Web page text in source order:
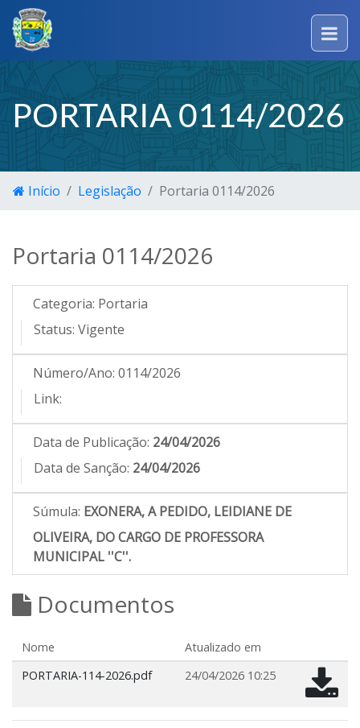
PORTARIA 0114/2026
Início Legislação Portaria 0114/2026
Portaria 0114/2026
Categoria: Portaria
Status: Vigente
Número/Ano: 0114/2026
Link:
Data de Publicação: 24/04/2026
Data de Sanção: 24/04/2026
Súmula: EXONERA, A PEDIDO, LEIDIANE DE
OLIVEIRA, DO CARGO DE PROFESSORA
MUNICIPAL ''C''.
Documentos
Nome
Atualizado em
PORTARIA-114-2026.pdf
24/04/2026 10:25